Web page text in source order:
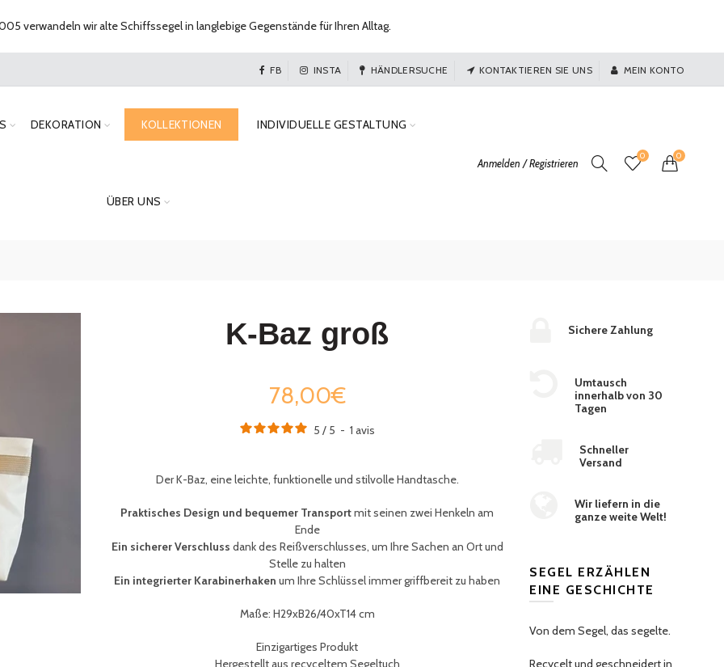
FB INSTA HÄNDLERSUCHE KONTAKTIEREN SIE UNS MEIN KONTO
DEKORATION KOLLEKTIONEN INDIVIDUELLE GESTALTUNG
ÜBER UNS
Anmelden / Registrieren
0 0
K-Baz groß
78,00€
5 / 5 - 1 avis
Der K-Baz, eine leichte, funktionelle und stilvolle Handtasche.
Praktisches Design und bequemer Transportmit seinen zwei Henkeln am
Ende
Ein sicherer Verschluss dank des Reißverschlusses, um Ihre Sachen an Ort und
Stelle zu halten
Ein integrierter Karabinerhaken um Ihre Schlüssel immer griffbereit zu haben
Maße: H29xB26/40xT14 cm
Einzigartiges Produkt
Hergestellt aus recyceltem Segeltuch
Sichere Zahlung
Umtausch
innerhalb von 30
Tagen
Schneller
Versand
Wir liefern in die
ganze weite Welt!
SEGEL ERZÄHLEN
EINE GESCHICHTE
Von dem Segel, das segelte.
Recycelt und geschneidert in
verwandeln wir alte Schiffssegel in langlebige Gegenstände für Ihren Alltag.